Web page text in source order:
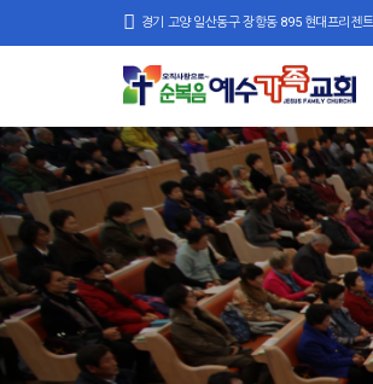
경기 고양 일산동구 장항동 895 현대프리젠